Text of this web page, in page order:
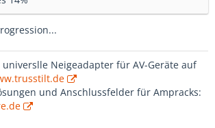
Neigeadapter für AV-Geräte auf
und Anschlussfelder für Ampracks: